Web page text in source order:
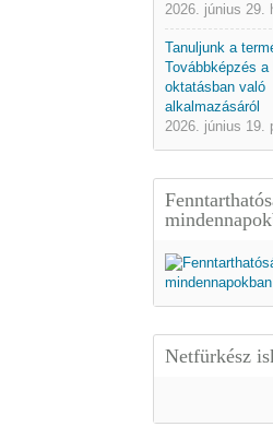
2026. június 29.
Tanuljunk a
Továbbképzés a
oktatásban való
alkalmazásáról
2026. június 19.
Netfürkész